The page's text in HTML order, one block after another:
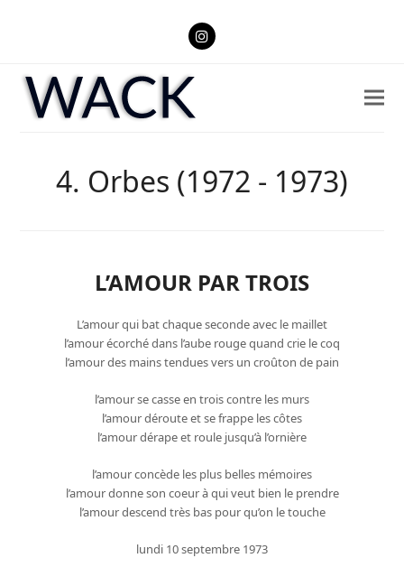
Instagram
4. Orbes (1972 - 1973)
L’AMOUR PAR TROIS
L’amour qui bat chaque seconde avec le maillet
l’amour écorché dans l’aube rouge quand crie le coq
l’amour des mains tendues vers un croûton de pain
l’amour se casse en trois contre les murs
l’amour déroute et se frappe les côtes
l’amour dérape et roule jusqu’à l’ornière
l’amour concède les plus belles mémoires
l’amour donne son coeur à qui veut bien le prendre
l’amour descend très bas pour qu’on le touche
lundi 10 septembre 1973